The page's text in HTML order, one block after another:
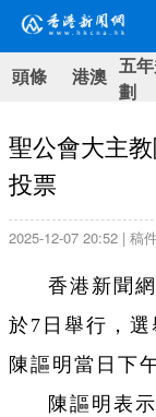
頭條 港澳 五
劃
聖公會大主
投票
2025-12-07 20:52 | 稿
香港新聞
於7日舉行，
陳謳明當日下
陳謳明表